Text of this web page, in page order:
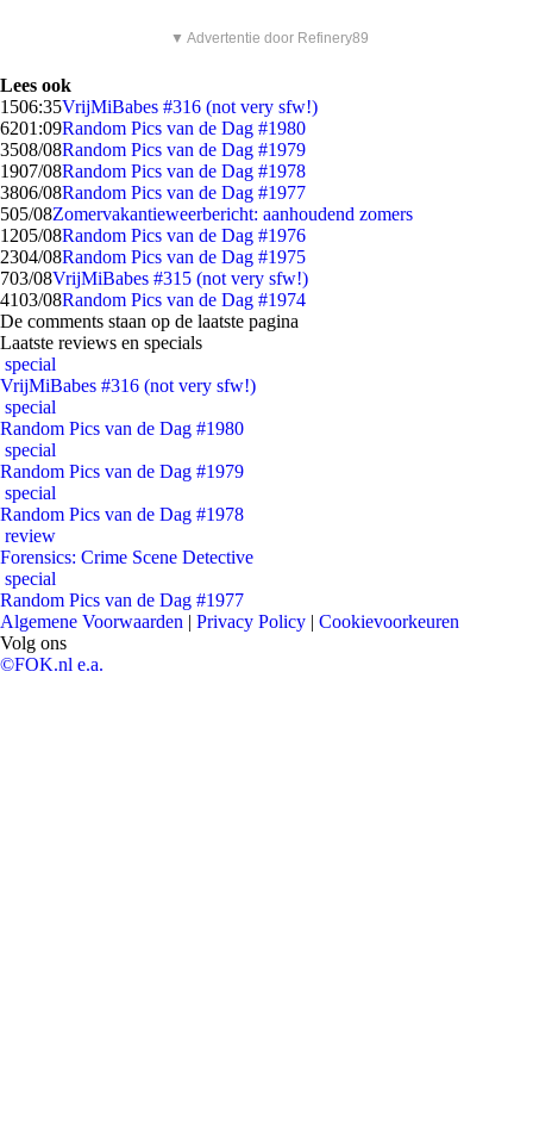
▼ Advertentie door Refinery89
Lees ook
1506:35VrijMiBabes #316 (not very sfw!)
6201:09Random Pics van de Dag #1980
3508/08Random Pics van de Dag #1979
1907/08Random Pics van de Dag #1978
3806/08Random Pics van de Dag #1977
505/08Zomervakantieweerbericht: aanhoudend zomers
1205/08Random Pics van de Dag #1976
2304/08Random Pics van de Dag #1975
703/08VrijMiBabes #315 (not very sfw!)
4103/08Random Pics van de Dag #1974
De comments staan op de laatste pagina
Laatste reviews en specials
special
VrijMiBabes #316 (not very sfw!)
special
Random Pics van de Dag #1980
special
Random Pics van de Dag #1979
special
Random Pics van de Dag #1978
review
Forensics: Crime Scene Detective
special
Random Pics van de Dag #1977
Algemene Voorwaarden | Privacy Policy | Cookievoorkeuren
Volg ons
©FOK.nl e.a.